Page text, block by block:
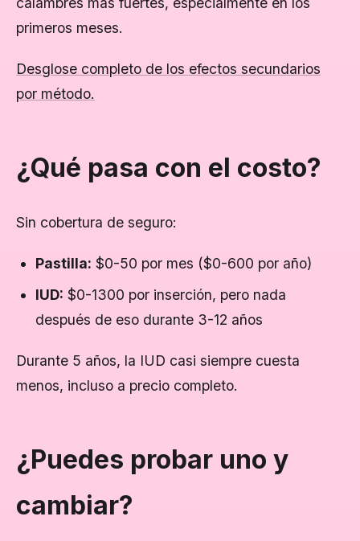
primeros meses.
Desglose completo de los efectos secundarios
por método.
¿Qué pasa con el costo?
Sin cobertura de seguro:
Pastilla: $0-50 por mes ($0-600 por año)
IUD: $0-1300 por inserción, pero nada
después de eso durante 3-12 años
Durante 5 años, la IUD casi siempre cuesta
menos, incluso a precio completo.
¿Puedes probar uno y
cambiar?